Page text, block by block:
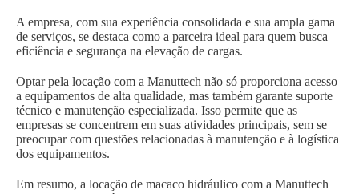
A empresa, com sua experiência consolidada e sua ampla gama
de serviços, se destaca como a parceira ideal para quem busca
eficiência e segurança na elevação de cargas.
Optar pela locação com a Manuttech não só proporciona acesso
a equipamentos de alta qualidade, mas também garante suporte
técnico e manutenção especializada. Isso permite que as
empresas se concentrem em suas atividades principais, sem se
preocupar com questões relacionadas à manutenção e à logística
dos equipamentos.
Em resumo, a locação de macaco hidráulico com a Manuttech